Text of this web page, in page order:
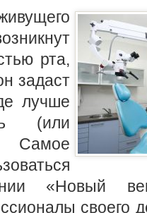
рта,
задаст
лучше
(или
Самое
«Новый
своего